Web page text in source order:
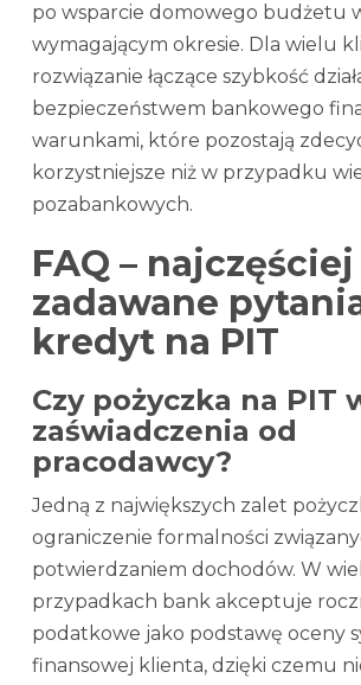
po wsparcie domowego budżetu
wymagającym okresie. Dla wielu
rozwiązanie łączące szybkość
bezpieczeństwem bankowego
warunkami, które pozostają
korzystniejsze niż w przypadku
pozabankowych.
FAQ – najczęściej
zadawane
kredyt na PIT
Czy pożyczka na PIT
zaświadczenia od
pracodawcy?
Jedną z największych zalet
ograniczenie formalności
potwierdzaniem dochodów. W
przypadkach bank akceptuje
podatkowe jako podstawę oceny
finansowej klienta, dzięki czemu